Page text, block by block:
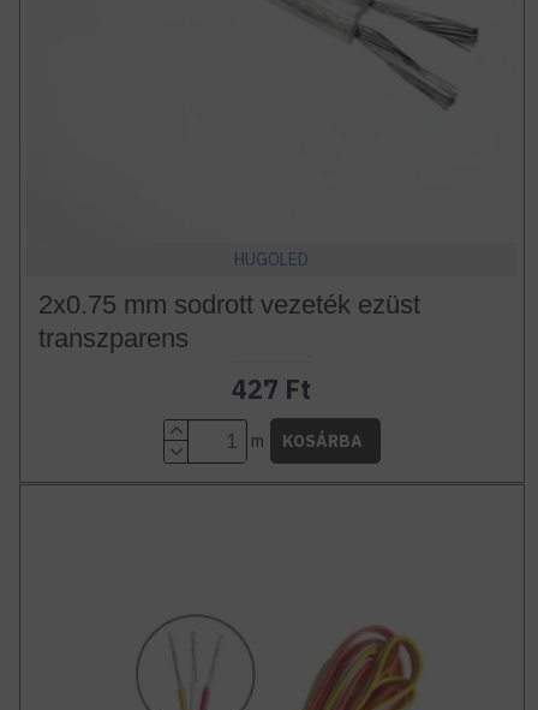
HUGOLED
2x0.75 mm sodrott vezeték ezüst
transzparens
427 Ft
m KOSÁRBA